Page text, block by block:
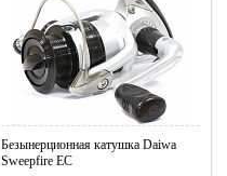
Безынерционная катушка Daiwa
Sweepfire EС